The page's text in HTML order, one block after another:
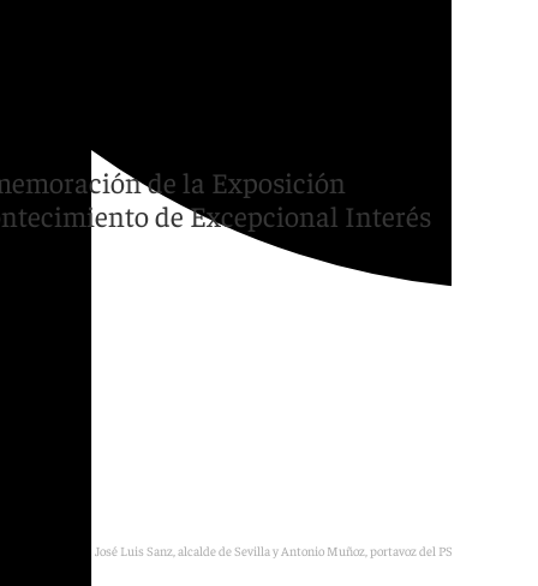
juntos al
de la Exposición
de Excepcional Interés
José Luis Sanz, alcalde de Sevilla y Antonio Muñoz, portavoz del PSOE municipal